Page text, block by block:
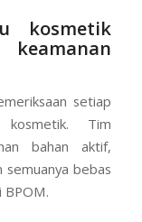
kosmetik
setiap
Tim
bahan aktif,
bebas
BPOM.